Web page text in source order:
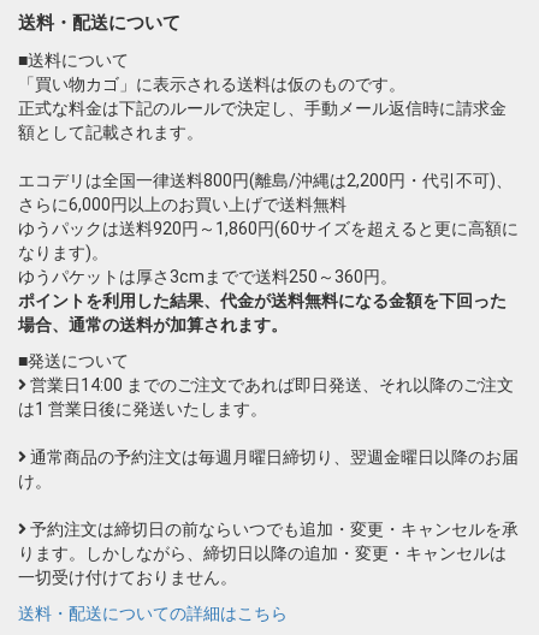
送料・配送について
■送料について
「買い物カゴ」に表示される送料は仮のものです。
正式な料金は下記のルールで決定し、手動メール返信時に請求金
額として記載されます。
エコデリは全国一律送料800円(離島/沖縄は2,200円・代引不可)、
さらに6,000円以上のお買い上げで送料無料
ゆうパックは送料920円～1,860円(60サイズを超えると更に高額に
なります)。
ゆうパケットは厚さ3cmまでで送料250～360円。
ポイントを利用した結果、代金が送料無料になる金額を下回った
場合、通常の送料が加算されます。
■発送について
営業日14:00 までのご注文であれば即日発送、それ以降のご注文
は1 営業日後に発送いたします。
通常商品の予約注文は毎週月曜日締切り、翌週金曜日以降のお届
け。
予約注文は締切日の前ならいつでも追加・変更・キャンセルを承
ります。しかしながら、締切日以降の追加・変更・キャンセルは
一切受け付けておりません。
送料・配送についての詳細はこちら